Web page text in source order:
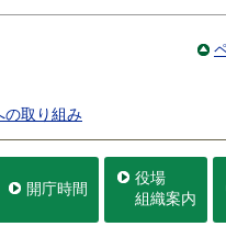
の取り組み
開庁時間
役場
組織案内